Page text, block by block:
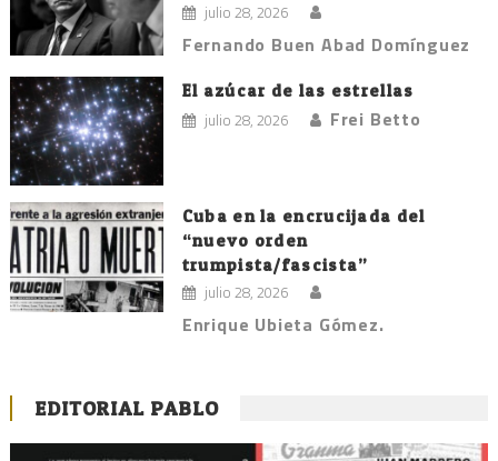
julio 28, 2026
Fernando Buen Abad Domínguez
El azúcar de las estrellas
julio 28, 2026 Frei Betto
Cuba en la encrucijada del
“nuevo orden
trumpista/fascista”
julio 28, 2026
Enrique Ubieta Gómez.
EDITORIAL PABLO